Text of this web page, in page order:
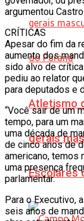
Atletismo
gerais
Escolares
argumentou Castro.
CRÍTICAS
Apesar do fim da
aumento dos
sido alvo de
pediu ao relator
para deputados e
“Você sair de um
tempo, para um
uma década de
de cinco anos de
americano, temos
uma presença
parlamentar.
Para o Executivo,
seis anos de